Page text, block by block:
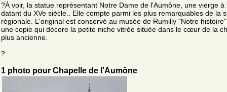
?À voir, la statue représentant Notre Dame de l'Aumône, une vierge à
datant du XVe siècle.. Elle compte parmi les plus remarquables de la
régionale. L'original est conservé au musée de Rumilly "Notre
une copie qui décore la petite niche vitrée située dans le cœur de la
plus ancienne.
?
1 photo pour Chapelle de l'Aumône